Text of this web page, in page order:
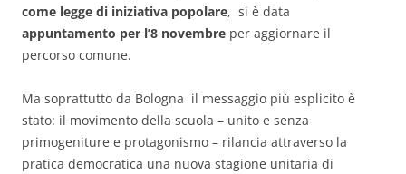
come legge di iniziativa popolare, si è data
appuntamento per l’8 novembre per aggiornare il
percorso comune.
Ma soprattutto da Bologna il messaggio più esplicito è
stato: il movimento della scuola – unito e senza
primogeniture e protagonismo – rilancia attraverso la
pratica democratica una nuova stagione unitaria di